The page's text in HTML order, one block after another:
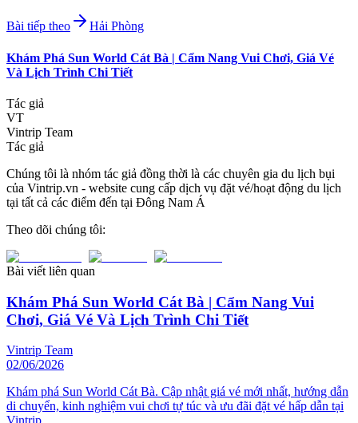
Bài tiếp theo Hải Phòng
Khám Phá Sun World Cát Bà | Cẩm Nang Vui Chơi, Giá Vé
Và Lịch Trình Chi Tiết
Tác giả
VT
Vintrip Team
Tác giả
Chúng tôi là nhóm tác giả đồng thời là các chuyên gia du lịch bụi
của Vintrip.vn - website cung cấp dịch vụ đặt vé/hoạt động du lịch
tại tất cả các điểm đến tại Đông Nam Á
Theo dõi chúng tôi:
Bài viết liên quan
Khám Phá Sun World Cát Bà | Cẩm Nang Vui
Chơi, Giá Vé Và Lịch Trình Chi Tiết
Vintrip Team
02/06/2026
Khám phá Sun World Cát Bà. Cập nhật giá vé mới nhất, hướng dẫn
di chuyển, kinh nghiệm vui chơi tự túc và ưu đãi đặt vé hấp dẫn tại